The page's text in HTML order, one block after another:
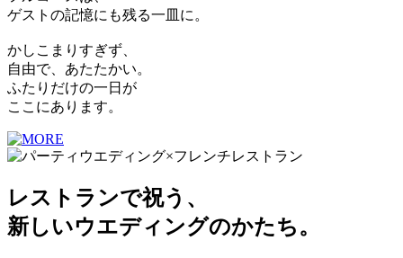
ゲストの記憶にも残る一皿に。
かしこまりすぎず、
自由で、あたたかい。
ふたりだけの一日が
ここにあります。
レストランで祝う、
新しいウエディングのかたち。